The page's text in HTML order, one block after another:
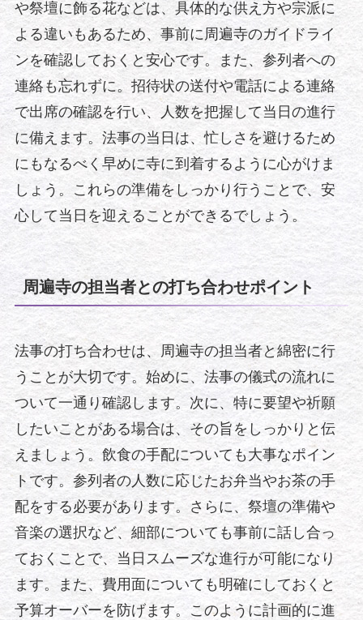
や祭壇に飾る花などは、具体的な供え方や宗派に
よる違いもあるため、事前に周遍寺のガイドライ
ンを確認しておくと安心です。また、参列者への
連絡も忘れずに。招待状の送付や電話による連絡
で出席の確認を行い、人数を把握して当日の進行
に備えます。法事の当日は、忙しさを避けるため
にもなるべく早めに寺に到着するように心がけま
しょう。これらの準備をしっかり行うことで、安
心して当日を迎えることができるでしょう。
周遍寺の担当者との打ち合わせポイント
法事の打ち合わせは、周遍寺の担当者と綿密に行
うことが大切です。始めに、法事の儀式の流れに
ついて一通り確認します。次に、特に要望や祈願
したいことがある場合は、その旨をしっかりと伝
えましょう。飲食の手配についても大事なポイン
トです。参列者の人数に応じたお弁当やお茶の手
配をする必要があります。さらに、祭壇の準備や
音楽の選択など、細部についても事前に話し合っ
ておくことで、当日スムーズな進行が可能になり
ます。また、費用面についても明確にしておくと
予算オーバーを防げます。このように計画的に進